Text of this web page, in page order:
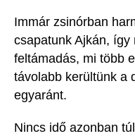
Immár zsinórban
csapatunk Ajkán, így
feltámadás, mi több
távolabb kerültünk a
egyaránt.
Nincs idő azonban